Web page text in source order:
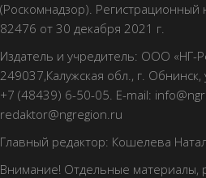
(Роскомнадзор).
82476 от 30 декабря 2021 г.
Издатель и учредитель: ООО «НГ-
249037,Калужская обл., г.
+7 (48439) 6-50-05. E-mail:
redaktor@ngregion.ru
Главный редактор: Кошелева
Внимание! Отдельные материалы,